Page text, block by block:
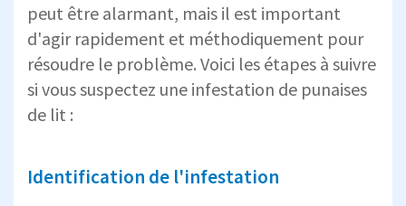
peut être alarmant, mais il est important
d'agir rapidement et méthodiquement pour
résoudre le problème. Voici les étapes à suivre
si vous suspectez une infestation de punaises
de lit :
Identification de l'infestation